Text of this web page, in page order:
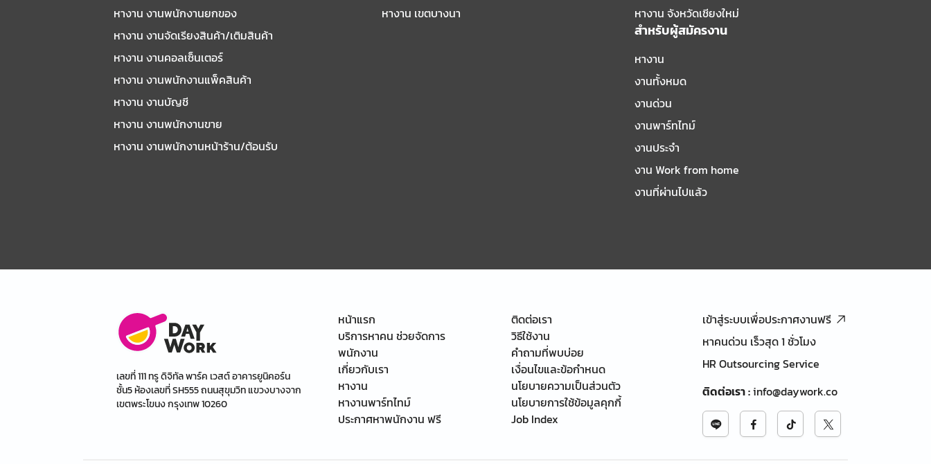
หางาน งานพนักงานยกของ
หางาน งานจัดเรียงสินค้า/เติมสินค้า
หางาน งานคอลเซ็นเตอร์
หางาน งานพนักงานแพ็คสินค้า
หางาน งานบัญชี
หางาน งานพนักงานขาย
หางาน งานพนักงานหน้าร้าน/ต้อนรับ
หางาน เขตบางนา
หางาน จังหวัดเชียงใหม่
สำหรับผู้สมัครงาน
หางาน
งานทั้งหมด
งานด่วน
งานพาร์ทไทม์
งานประจำ
งาน Work from home
งานที่ผ่านไปแล้ว
เลขที่ 111 ทรู ดิจิทัล พาร์ค เวสต์ อาคารยูนิคอร์น
ชั้น5 ห้องเลขที่ SH555 ถนนสุขุมวิท แขวงบางจาก
เขตพระโขนง กรุงเทพ 10260
หน้าแรก
บริการหาคน ช่วยจัดการ
พนักงาน
เกี่ยวกับเรา
หางาน
หางานพาร์ทไทม์
ประกาศหาพนักงาน ฟรี
ติดต่อเรา
วิธีใช้งาน
คำถามที่พบบ่อย
เงื่อนไขและข้อกำหนด
นโยบายความเป็นส่วนตัว
นโยบายการใช้ข้อมูลคุกกี้
Job Index
เข้าสู่ระบบเพื่อประกาศงานฟรี
หาคนด่วน เร็วสุด 1 ชั่วโมง
HR Outsourcing Service
ติดต่อเรา:info@daywork.co